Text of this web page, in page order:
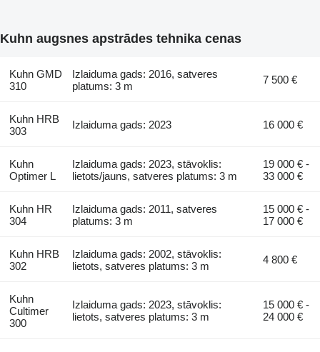
Kuhn augsnes apstrādes tehnika cenas
Kuhn GMD
310
Izlaiduma gads: 2016, satveres
platums: 3 m
7 500 €
Kuhn HRB
303
Izlaiduma gads: 2023 16 000 €
Kuhn
Optimer L
Izlaiduma gads: 2023, stāvoklis:
lietots/jauns, satveres platums: 3 m
19 000 € -
33 000 €
Kuhn HR
304
Izlaiduma gads: 2011, satveres
platums: 3 m
15 000 € -
17 000 €
Kuhn HRB
302
Izlaiduma gads: 2002, stāvoklis:
lietots, satveres platums: 3 m
4 800 €
Kuhn
Cultimer
300
Izlaiduma gads: 2023, stāvoklis:
lietots, satveres platums: 3 m
15 000 € -
24 000 €